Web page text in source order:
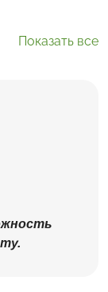
Показать все